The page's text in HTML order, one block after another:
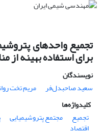
تجمیع واحدهای
برای استفاده بهینه از
نویسندگان
سعید صاحبدل‌فر
مریم تخت
کلیدواژه‌ها
تجمیع
مجتمع پتروشیمیایی
اقتصاد